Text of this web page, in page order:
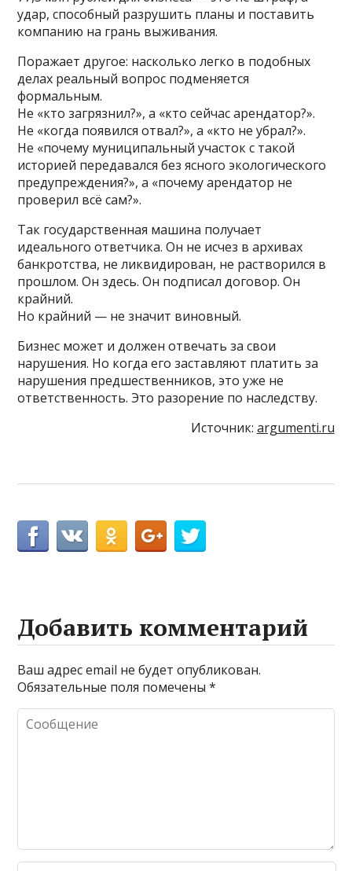
удар, способный разрушить планы и поставить
компанию на грань выживания.
Поражает другое: насколько легко в подобных
делах реальный вопрос подменяется
формальным.
Не «кто загрязнил?», а «кто сейчас арендатор?».
Не «когда появился отвал?», а «кто не убрал?».
Не «почему муниципальный участок с такой
историей передавался без ясного экологического
предупреждения?», а «почему арендатор не
проверил всё сам?».
Так государственная машина получает
идеального ответчика. Он не исчез в архивах
банкротства, не ликвидирован, не растворился в
прошлом. Он здесь. Он подписал договор. Он
крайний.
Но крайний — не значит виновный.
Бизнес может и должен отвечать за свои
нарушения. Но когда его заставляют платить за
нарушения предшественников, это уже не
ответственность. Это разорение по наследству.
Источник: argumenti.ru
Добавить комментарий
Ваш адрес email не будет опубликован.
Обязательные поля помечены*